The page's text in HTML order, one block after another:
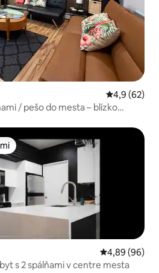
Priemerné
4,9 (62)
/ pešo do mesta – blízko
Priemerné
4,89 (96)
s 2 spálňami v centre mesta